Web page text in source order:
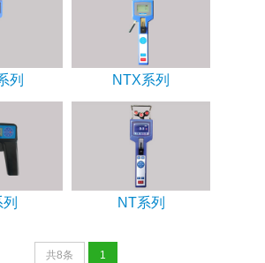
列 NTX系列
NT系列
共8条 1